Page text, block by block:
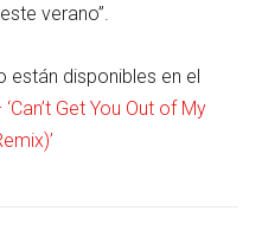
verano”.
están disponibles en el
Get You Out of My